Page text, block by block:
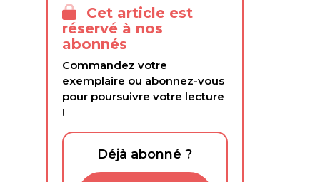
Cet article est
réservé à nos
abonnés
Commandez votre
exemplaire ou abonnez-vous
pour poursuivre votre lecture
!
Déjà abonné ?